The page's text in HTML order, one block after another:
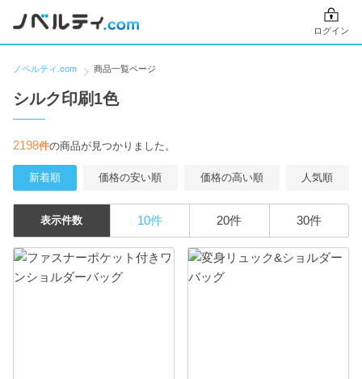
ログイン
ノベルティ.com 商品一覧ページ
シルク印刷1色
2198件の商品が見つかりました。
新着順 価格の安い順 価格の高い順 人気順
表示件数 10件 20件 30件